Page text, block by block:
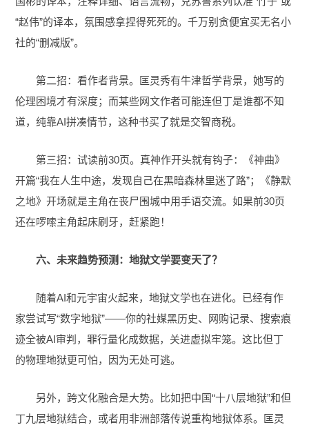
“赵伟”的译本，氛围感拿捏得死死的。千万别贪便宜买无名小
社的“删减版”。
第二招：看作者背景。匡灵秀有牛津哲学背景，她写的
伦理困境才有深度；而某些网文作者可能连但丁是谁都不知
道，纯靠AI拼凑情节，这种书买了就是交智商税。
第三招：试读前30页。真神作开头就有钩子：《神曲》
开篇“我在人生中途，发现自己在黑暗森林里迷了路”；《静默
之地》开场就是主角在丧尸围城中用手语交流。如果前30页
还在啰嗦主角起床刷牙，赶紧跑！
六、未来趋势预测：地狱文学要变天了？
随着AI和元宇宙火起来，地狱文学也在进化。已经有作
家尝试写“数字地狱”——你的社媒黑历史、网购记录、搜索痕
迹全被AI审判，罪行量化成数据，关进虚拟牢笼。这比但丁
的物理地狱更可怕，因为无处可逃。
另外，跨文化融合是大势。比如把中国“十八层地狱”和但
丁九层地狱结合，或者用非洲部落传说重构地狱体系。匡灵